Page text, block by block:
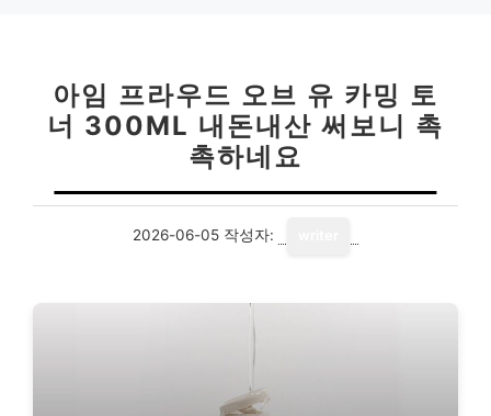
아임 프라우드 오브 유 카밍 토
너 300ML 내돈내산 써보니 촉
촉하네요
2026-06-05 작성자: